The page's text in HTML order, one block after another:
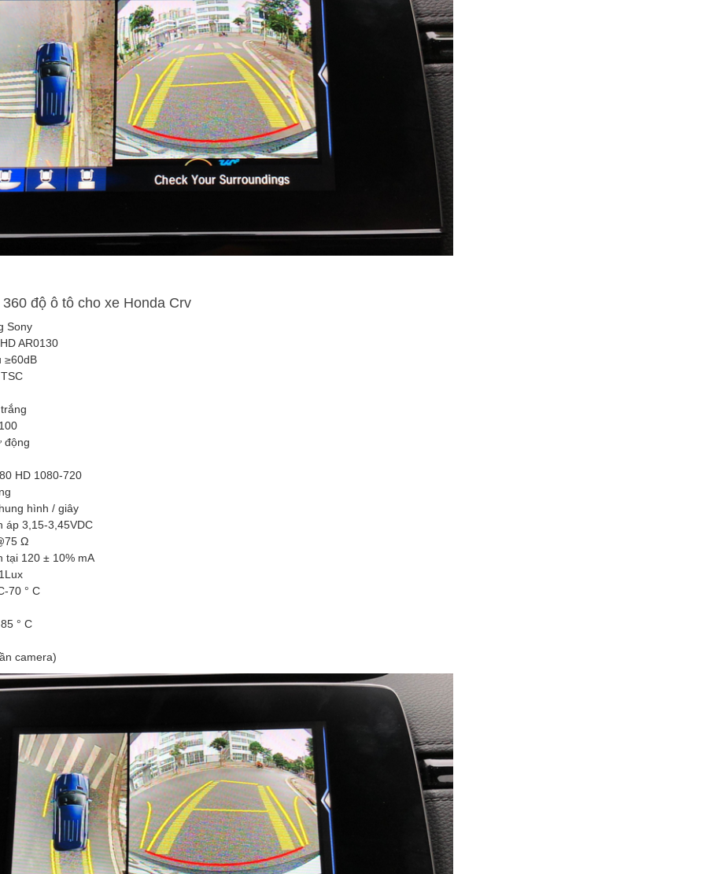
độ ô tô cho xe Honda Crv
Sony
AR0130
≥60dB
động
HD 1080-720
hình / giây
áp 3,15-3,45VDC
Ω
tại 120 ± 10% mA
70 ° C
° C
camera)